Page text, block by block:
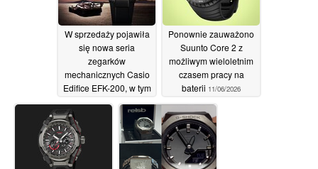
W sprzedaży pojawiła
się nowa seria
zegarków
mechanicznych Casio
Edifice EFK-200, w tym
węglowego
12/06/2026
Ponownie zauważono
Suunto Core 2 z
możliwym wieloletnim
czasem pracy na
baterii 11/06/2026